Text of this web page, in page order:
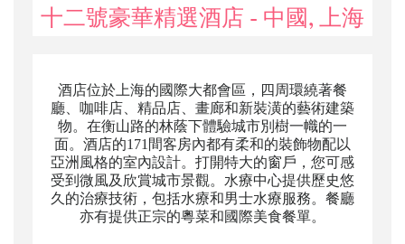
十二號豪華精選酒店 - 中國, 上海
酒店位於上海的國際大都會區，四周環繞著餐
廳、咖啡店、精品店、畫廊和新裝潢的藝術建築
物。在衡山路的林蔭下體驗城市別樹一幟的一
面。酒店的171間客房內都有柔和的裝飾物配以
亞洲風格的室內設計。打開特大的窗戶，您可感
受到微風及欣賞城市景觀。水療中心提供歷史悠
久的治療技術，包括水療和男士水療服務。餐廳
亦有提供正宗的粵菜和國際美食餐單。